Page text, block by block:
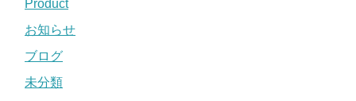
Product
お知らせ
ブログ
未分類